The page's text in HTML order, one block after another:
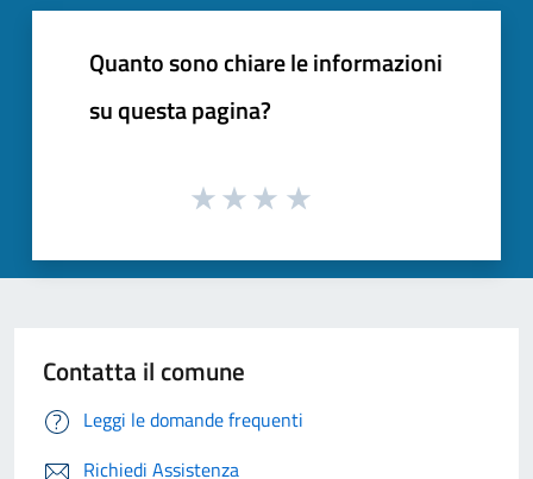
Quanto sono chiare le informazioni
su questa pagina?
Contatta il comune
Leggi le domande frequenti
Richiedi Assistenza